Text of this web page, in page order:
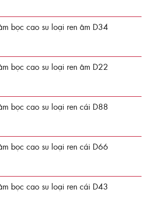
bọc cao su loại ren âm D34
bọc cao su loại ren âm D22
bọc cao su loại ren cái D88
bọc cao su loại ren cái D66
bọc cao su loại ren cái D43